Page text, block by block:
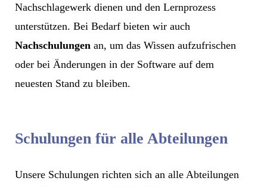
Nachschlagewerk dienen und den Lernprozess
unterstützen. Bei Bedarf bieten wir auch
Nachschulungen an, um das Wissen aufzufrischen
oder bei Änderungen in der Software auf dem
neuesten Stand zu bleiben.
Schulungen für alle Abteilungen
Unsere Schulungen richten sich an alle Abteilungen